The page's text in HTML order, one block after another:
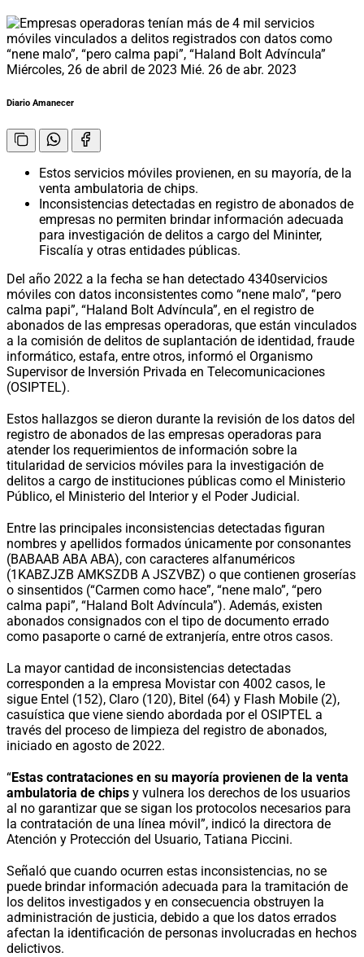
Miércoles, 26 de abril de 2023 Mié. 26 de abr. 2023
Diario Amanecer
Estos servicios móviles provienen, en su mayoría, de la
venta ambulatoria de chips.
Inconsistencias detectadas en registro de abonados de
empresas no permiten brindar información adecuada
para investigación de delitos a cargo del Mininter,
Fiscalía y otras entidades públicas.
Del año 2022 a la fecha se han detectado 4340servicios
móviles con datos inconsistentes como “nene malo”, “pero
calma papi”, “Haland Bolt Advíncula”, en el registro de
abonados de las empresas operadoras, que están vinculados
a la comisión de delitos de suplantación de identidad, fraude
informático, estafa, entre otros, informó el Organismo
Supervisor de Inversión Privada en Telecomunicaciones
(OSIPTEL).
Estos hallazgos se dieron durante la revisión de los datos del
registro de abonados de las empresas operadoras para
atender los requerimientos de información sobre la
titularidad de servicios móviles para la investigación de
delitos a cargo de instituciones públicas como el Ministerio
Público, el Ministerio del Interior y el Poder Judicial.
Entre las principales inconsistencias detectadas figuran
nombres y apellidos formados únicamente por consonantes
(BABAAB ABA ABA), con caracteres alfanuméricos
(1KABZJZB AMKSZDB A JSZVBZ) o que contienen groserías
o sinsentidos (“Carmen como hace”, “nene malo”, “pero
calma papi”, “Haland Bolt Advíncula”). Además, existen
abonados consignados con el tipo de documento errado
como pasaporte o carné de extranjería, entre otros casos.
La mayor cantidad de inconsistencias detectadas
corresponden a la empresa Movistar con 4002 casos, le
sigue Entel (152), Claro (120), Bitel (64) y Flash Mobile (2),
casuística que viene siendo abordada por el OSIPTEL a
través del proceso de limpieza del registro de abonados,
iniciado en agosto de 2022.
“Estas contrataciones en su mayoría provienen de la venta
ambulatoria de chips y vulnera los derechos de los usuarios
al no garantizar que se sigan los protocolos necesarios para
la contratación de una línea móvil”, indicó la directora de
Atención y Protección del Usuario, Tatiana Piccini.
Señaló que cuando ocurren estas inconsistencias, no se
puede brindar información adecuada para la tramitación de
los delitos investigados y en consecuencia obstruyen la
administración de justicia, debido a que los datos errados
afectan la identificación de personas involucradas en hechos
delictivos.